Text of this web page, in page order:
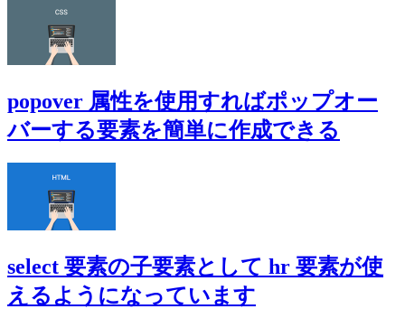
popover 属性を使用すればポップオー
バーする要素を簡単に作成できる
select 要素の子要素として hr 要素が使
えるようになっています